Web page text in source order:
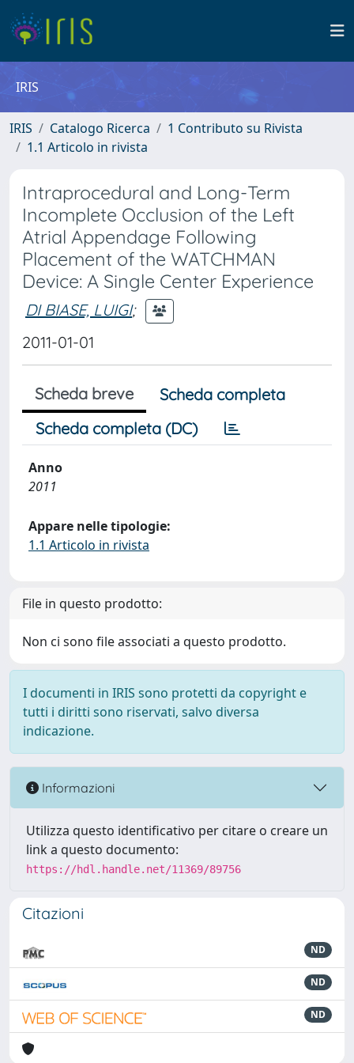
IRIS
IRIS Catalogo Ricerca
1 Contributo su Rivista
1.1 Articolo in rivista
Intraprocedural and Long-Term
Incomplete Occlusion of the Left
Atrial Appendage Following
Placement of the WATCHMAN
Device: A Single Center Experience
DI BIASE, LUIGI;
2011-01-01
Scheda breve
Scheda completa
Scheda completa (DC)
Anno
2011
Appare nelle tipologie:
1.1 Articolo in rivista
File in questo prodotto:
Non ci sono file associati a questo prodotto.
I documenti in IRIS sono protetti da copyright e
tutti i diritti sono riservati, salvo diversa
indicazione.
Informazioni
Utilizza questo identificativo per citare o creare un
link a questo documento:
https://hdl.handle.net/11369/89756
Citazioni
ND
ND
ND